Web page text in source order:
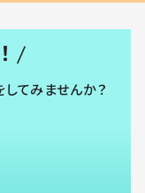
てみませんか？